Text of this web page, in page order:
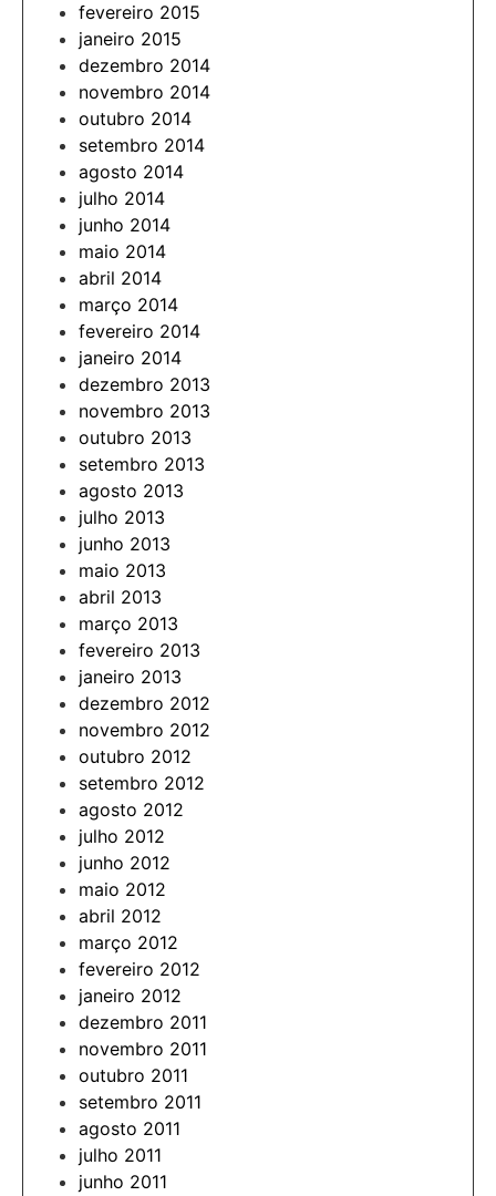
fevereiro 2015
janeiro 2015
dezembro 2014
novembro 2014
outubro 2014
setembro 2014
agosto 2014
julho 2014
junho 2014
maio 2014
abril 2014
março 2014
fevereiro 2014
janeiro 2014
dezembro 2013
novembro 2013
outubro 2013
setembro 2013
agosto 2013
julho 2013
junho 2013
maio 2013
abril 2013
março 2013
fevereiro 2013
janeiro 2013
dezembro 2012
novembro 2012
outubro 2012
setembro 2012
agosto 2012
julho 2012
junho 2012
maio 2012
abril 2012
março 2012
fevereiro 2012
janeiro 2012
dezembro 2011
novembro 2011
outubro 2011
setembro 2011
agosto 2011
julho 2011
junho 2011